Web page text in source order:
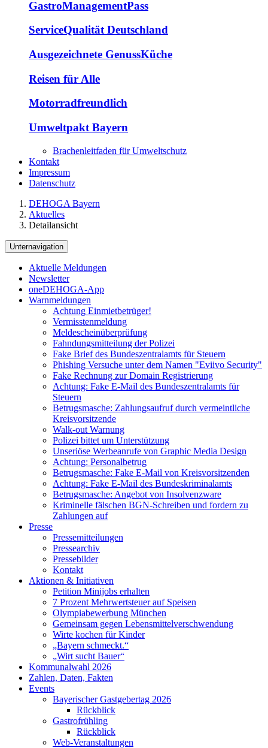
GastroManagementPass
ServiceQualität Deutschland
Ausgezeichnete GenussKüche
Reisen für Alle
Motorradfreundlich
Umweltpakt Bayern
Brachenleitfaden für Umweltschutz
Kontakt
Impressum
Datenschutz
DEHOGA Bayern
Aktuelles
Detailansicht
Unternavigation
Aktuelle Meldungen
Newsletter
oneDEHOGA-App
Warnmeldungen
Achtung Einmietbetrüger!
Vermisstenmeldung
Meldescheinüberprüfung
Fahndungsmitteilung der Polizei
Fake Brief des Bundeszentralamts für Steuern
Phishing Versuche unter dem Namen "Eviivo Security"
Fake Rechnung zur Domain Registrierung
Achtung: Fake E-Mail des Bundeszentralamts für
Steuern
Betrugsmasche: Zahlungsaufruf durch vermeintliche
Kreisvorsitzende
Walk-out Warnung
Polizei bittet um Unterstützung
Unseriöse Werbeanrufe von Graphic Media Design
Achtung: Personalbetrug
Betrugsmasche: Fake E-Mail von Kreisvorsitzenden
Achtung: Fake E-Mail des Bundeskriminalamts
Betrugsmasche: Angebot von Insolvenzware
Kriminelle fälschen BGN-Schreiben und fordern zu
Zahlungen auf
Presse
Pressemitteilungen
Pressearchiv
Pressebilder
Kontakt
Aktionen & Initiativen
Petition Minijobs erhalten
7 Prozent Mehrwertsteuer auf Speisen
Olympiabewerbung München
Gemeinsam gegen Lebensmittelverschwendung
Wirte kochen für Kinder
„Bayern schmeckt.“
„Wirt sucht Bauer“
Kommunalwahl 2026
Zahlen, Daten, Fakten
Events
Bayerischer Gastgebertag 2026
Rückblick
Gastrofrühling
Rückblick
Web-Veranstaltungen